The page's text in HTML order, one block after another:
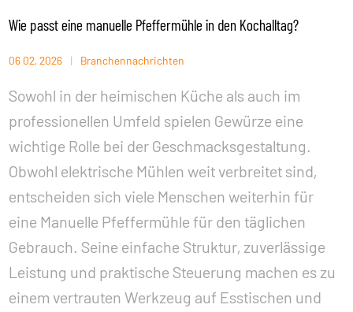
Wie passt eine manuelle Pfeffermühle in den Kochalltag?
06 02, 2026 | Branchennachrichten
Sowohl in der heimischen Küche als auch im
professionellen Umfeld spielen Gewürze eine
wichtige Rolle bei der Geschmacksgestaltung.
Obwohl elektrische Mühlen weit verbreitet sind,
entscheiden sich viele Menschen weiterhin für
eine Manuelle Pfeffermühlefür den täglichen
Gebrauch. Seine einfache Struktur, zuverlässige
Leistung und praktische Steuerung machen es zu
einem vertrauten Werkzeug auf Esstischen und